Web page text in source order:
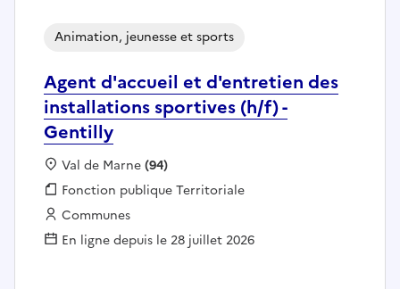
Agent d'accueil et d'entretien des
installations sportives (h/f) -
Gentilly
Animation, jeunesse et sports
Localisation :
Val de Marne(94)
Fonction publique :
Fonction publique Territoriale
Employeur :
Communes
En ligne depuis le 28 juillet 2026